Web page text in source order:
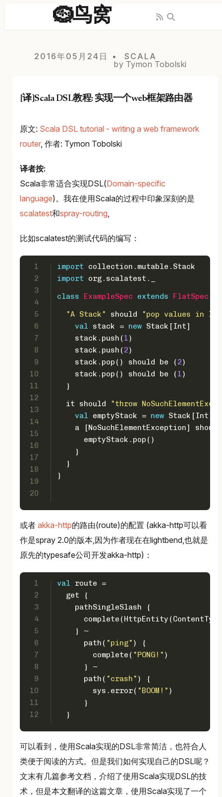
🪹鸟窝
2016年05月24日
SCALA
by Tymon Tobolski
[译]Scala DSL教程: 实现一个web框架路由器
原文: Scala DSL tutorial - writing a web framework
router, 作者: Tymon Tobolski
译者按:
Scala非常适合实现DSL(Domain-specific
language)。我在使用Scala的过程中印象深刻的是
scalatest和spray-routing,
比如scalatest的测试代码的编写：
1
2
3
4
5
6
7
8
9
10
11
12
13
14
15
16
17
18
19
20
import collection.mutable. Stack
import org.scalatest._
class
ExampleSpec extends FlatSpec
"A Stack"
should
"pop values in
val stack = new Stack [Int]
    stack.push(
1)
    stack.push(
2)
    stack.pop() should be (
2)
    stack.pop() should be (
1)
  }
  it should
"throw
val emptyStack = new Stack [Int]
    a [
NoSuchElementException]
      emptyStack.pop()
    }
  }
}
或者 akka-http的路由(route)的配置 (akka-http可以看
作是spray 2.0的版本,因为作者现在在lightbend,也就是
原先的typesafe公司开发akka-http)：
1
2
3
4
5
6
7
8
9
10
11
12
val route =
  get {
    pathSingleSlash {
      complete(
HttpEntity (
    } ~
      path(
"ping" ) {
        complete(
"PONG!" )
      } ~
      path(
"crash" ) {
        sys.error(
"BOOM!" )
      }
  }
可以看到，使用Scala实现的DSL非常简洁，也符合人
类便于阅读的方式。但是我们如何实现自己的DSL呢？
文末有几篇参考文档，介绍了使用Scala实现DSL的技
术，但是本文翻译的这篇文章，使用Scala实现了一个